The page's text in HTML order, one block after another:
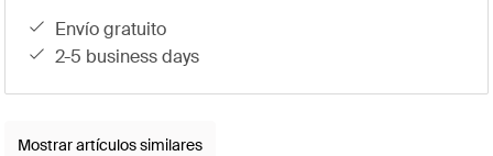
envío gratuito
2-5 business days
Mostrar artículos similares